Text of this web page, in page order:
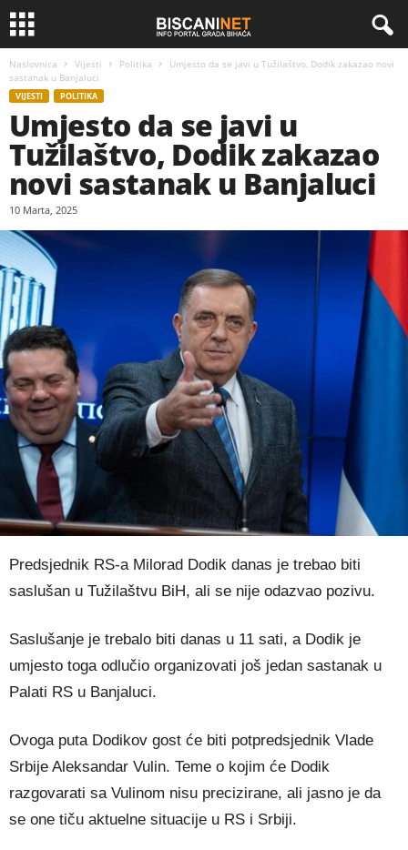
Naslovnica Vijesti Politika
Umjesto da se javi u Tužilaštvo, Dodik zakazao novi
sastanak u Banjaluci
VIJESTI POLITIKA
Umjesto da se javi u
Tužilaštvo, Dodik zakazao
novi sastanak u Banjaluci
10 Marta, 2025
Predsjednik RS-a Milorad Dodik danas je trebao biti
saslušan u Tužilaštvu BiH, ali se nije odazvao pozivu.
Saslušanje je trebalo biti danas u 11 sati, a Dodik je
umjesto toga odlučio organizovati još jedan sastanak u
Palati RS u Banjaluci.
Ovoga puta Dodikov gost će biti potpredsjednik Vlade
Srbije Aleksandar Vulin. Teme o kojim će Dodik
razgovarati sa Vulinom nisu precizirane, ali jasno je da
se one tiču aktuelne situacije u RS i Srbiji.